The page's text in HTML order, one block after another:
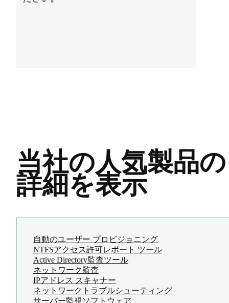
当社の人気製品の
詳細を表示
自動のユーザー プロビジョニング
NTFSアクセス許可レポート ツール
Active Directory監査ツール
ネットワーク監査
IPアドレス スキャナー
ネットワークトラブルシューティング
サーバー監視ソフトウェア